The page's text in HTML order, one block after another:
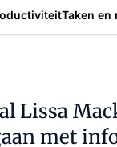
Taken en
Lissa
met